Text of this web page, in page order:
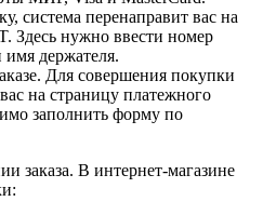
система перенаправит вас на
Здесь нужно ввести номер
имя держателя.
Для совершения покупки
на страницу платежного
заполнить форму по
заказа. В интернет-магазине